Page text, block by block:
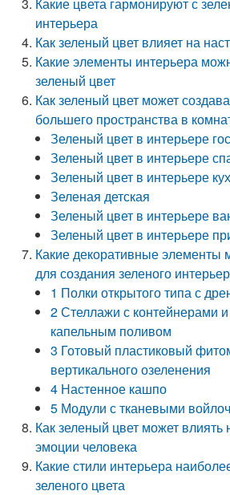
интерьера
Как зеленый цвет влияет на
Какие элементы интерьера
зеленый цвет
Как зеленый цвет может
большего пространства в
Зеленый цвет в интерьере
Зеленый цвет в интерьере
Зеленый цвет в интерьере
Зеленая детская
Зеленый цвет в интерьере
Зеленый цвет в интерьере
Какие декоративные элементы
для создания зеленого
1 Полки открытого типа с
2 Стеллажи с контейнерами
капельным поливом
3 Готовый пластиковый
вертикального озеленения
4 Настенное кашпо
5 Модули с тканевыми
Как зеленый цвет может влиять
эмоции человека
Какие стили интерьера
зеленого цвета